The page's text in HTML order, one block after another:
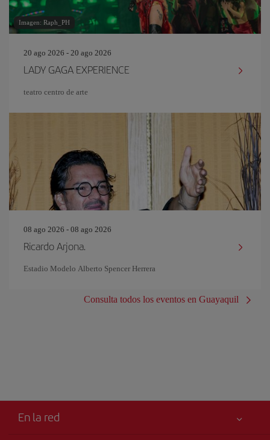
Imagen: Raph_PH
20 ago 2026 - 20 ago 2026
LADY GAGA EXPERIENCE
teatro centro de arte
08 ago 2026 - 08 ago 2026
Ricardo Arjona.
Estadio Modelo Alberto Spencer Herrera
Consulta todos los eventos en Guayaquil
En la red